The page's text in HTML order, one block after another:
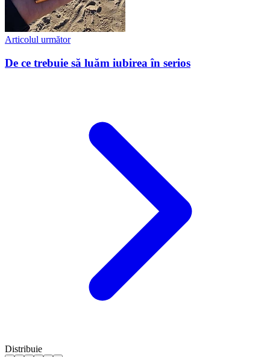
Articolul următor
De ce trebuie să luăm iubirea în serios
Distribuie